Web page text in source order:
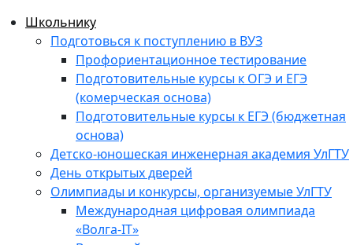
Школьнику
Подготовься к поступлению в ВУЗ
Профориентационное тестирование
Подготовительные курсы к ОГЭ и ЕГЭ
(комерческая основа)
Подготовительные курсы к ЕГЭ (бюджетная
основа)
Детско-юношеская инженерная академия УлГТУ
День открытых дверей
Олимпиады и конкурсы, организуемые УлГТУ
Международная цифровая олимпиада
«Волга-IT»